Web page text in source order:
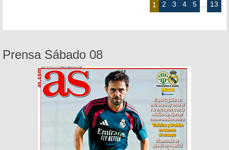
1 2 3 4 5 13
Prensa Sábado 08